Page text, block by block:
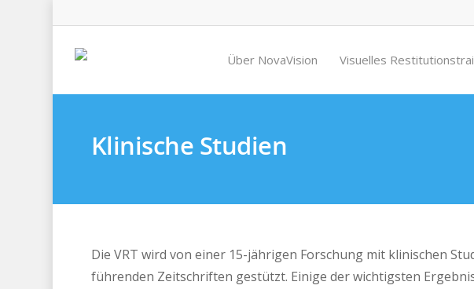
Über NovaVision Visuelles
Klinische Studien
Die VRT wird von einer 15-jährigen Forschung mit klinischen
führenden Zeitschriften gestützt. Einige der wichtigsten